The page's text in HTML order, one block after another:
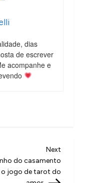
dias
de escrever
acompanhe e
Next
Post
Next
do casamento
o jogo de tarot do